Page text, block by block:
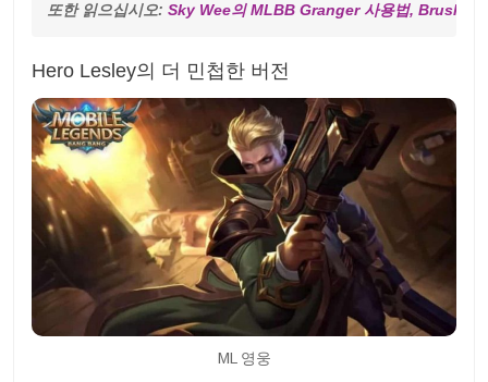
또한 읽으십시오: Sky Wee의 MLBB Granger 사용법, Brush
Hero Lesley의 더 민첩한 버전
ML 영웅